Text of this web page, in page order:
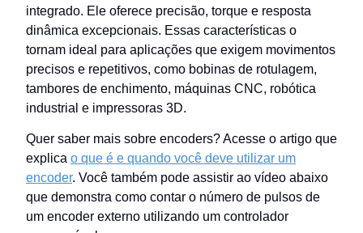
integrado. Ele oferece precisão, torque e resposta
dinâmica excepcionais. Essas características o
tornam ideal para aplicações que exigem movimentos
precisos e repetitivos, como bobinas de rotulagem,
tambores de enchimento, máquinas CNC, robótica
industrial e impressoras 3D.
Quer saber mais sobre encoders? Acesse o artigo que
explica o que é e quando você deve utilizar um
encoder. Você também pode assistir ao vídeo abaixo
que demonstra como contar o número de pulsos de
um encoder externo utilizando um controlador